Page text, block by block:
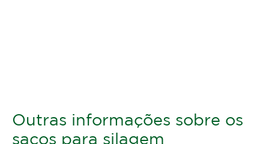
Outras informações sobre os
sacos para silagem